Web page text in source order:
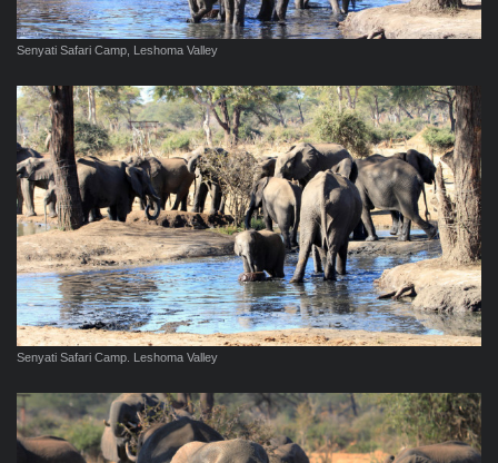
Senyati Safari Camp, Leshoma Valley
Senyati Safari Camp. Leshoma Valley